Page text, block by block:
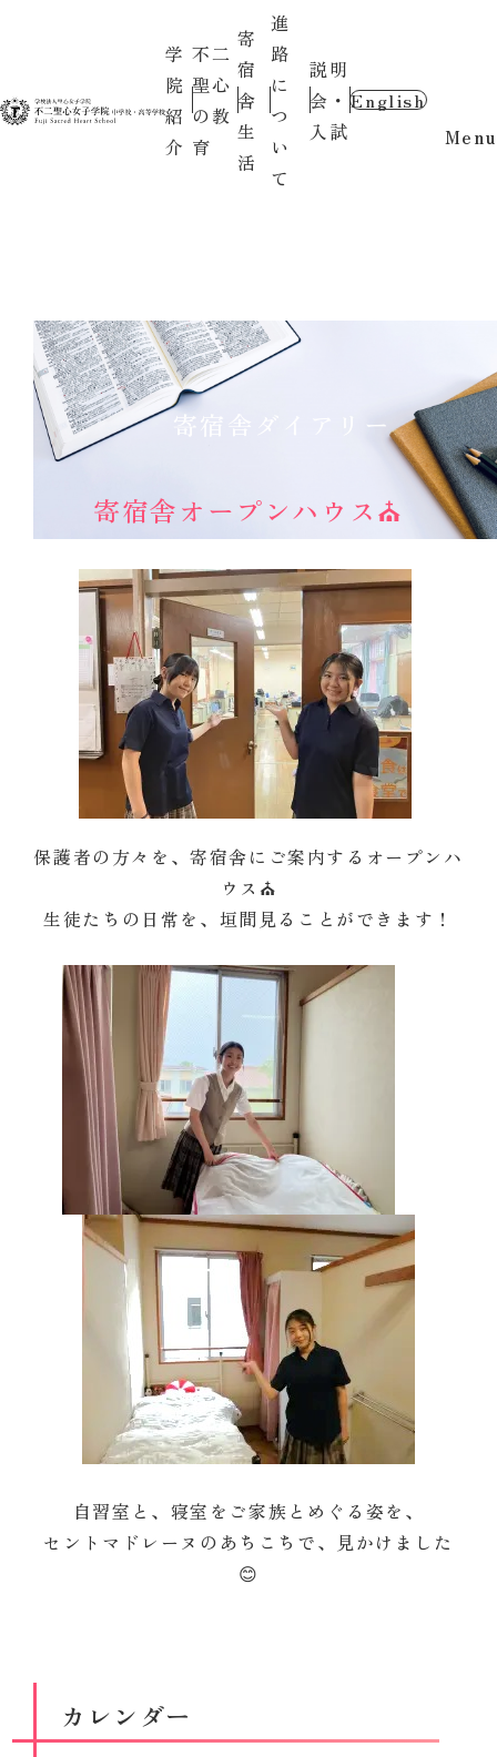
学
院
紹
介
不二
聖心
の教
育
寄
宿
舎
生
活
進
路
に
つ
い
て
説明
会・
入試
English
Menu
寄宿舎ダイアリー
寄宿舎オープンハウス⛪
保護者の方々を、寄宿舎にご案内するオープンハ
ウス⛪
生徒たちの日常を、垣間見ることができます！
自習室と、寝室をご家族とめぐる姿を、
セントマドレーヌのあちこちで、見かけました
😊
カレンダー